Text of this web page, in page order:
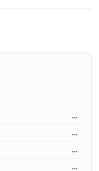
...
...
...
...